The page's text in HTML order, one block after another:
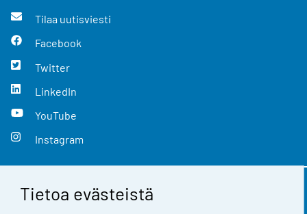
Tietoa evästeistä
Tilaa uutisviesti
Facebook
Twitter
LinkedIn
YouTube
Instagram
Yhteystiedot